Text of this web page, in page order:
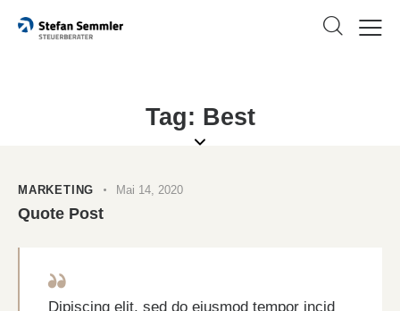
Tag: Best
MARKETING Mai 14, 2020
Quote Post
Dipiscing elit, sed do eiusmod tempor incid